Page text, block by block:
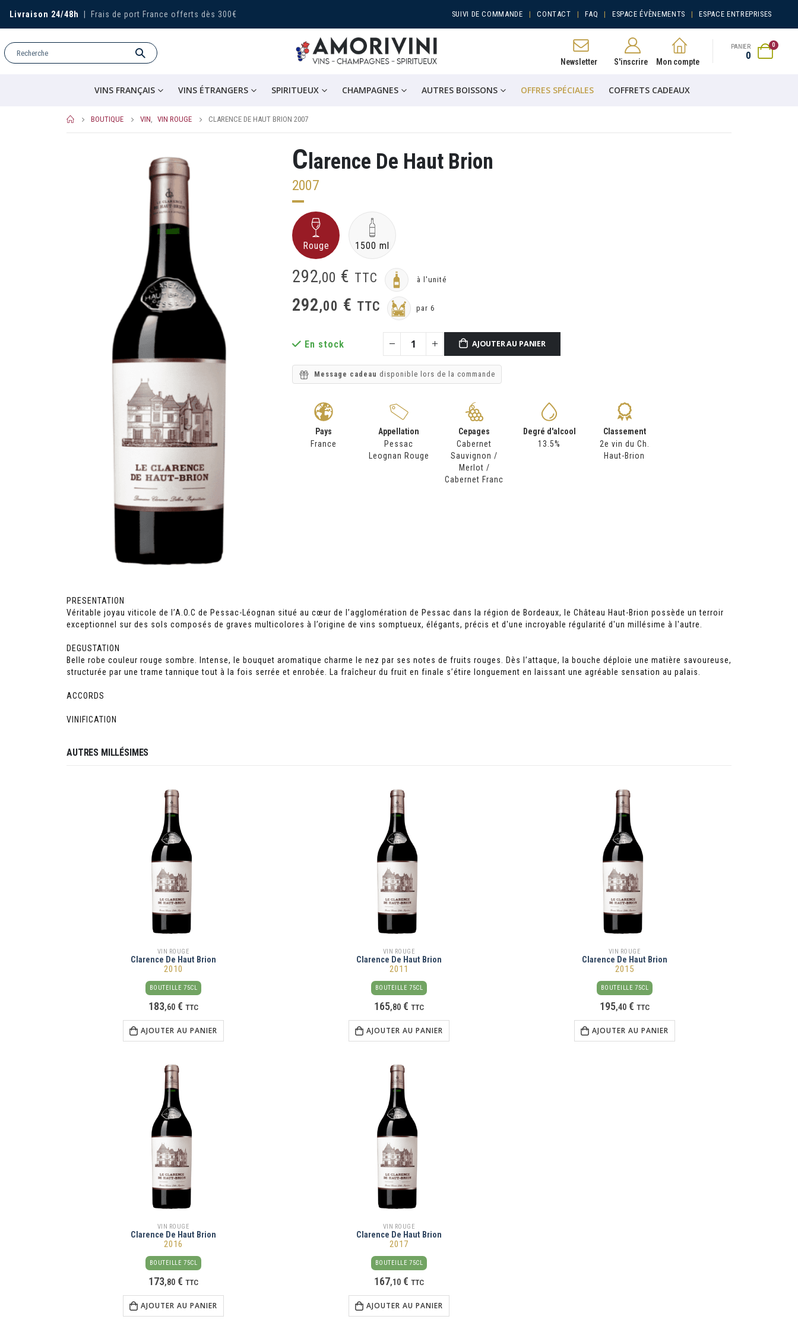
Livraison 24/48h Frais de port France offerts dès 300€ SUIVI DE COMMANDE CONTACT FAQ ESPACE ÉVÈNEMENTS ESPACE ENTREPRISES
Newsletter S'inscrire Mon compte
0
PANIER
0
VINS FRANÇAIS VINS ÉTRANGERS SPIRITUEUX CHAMPAGNES AUTRES BOISSONS OFFRES SPÉCIALES COFFRETS CADEAUX
BOUTIQUE VIN VIN ROUGE CLARENCE DE HAUT BRION 2007
C larence De Haut Brion
2007
Rouge 1500 ml
292,00 € TTC à l'unité
292,00 € TTC par 6
En stock AJOUTER AU PANIER
Message cadeau disponible lors de la commande
Pays
France
Appellation
Pessac
Leognan Rouge
Cepages
Cabernet
Sauvignon /
Merlot /
Cabernet Franc
Degré d'alcool
13.5%
Classement
2e vin du Ch.
Haut-Brion
PRESENTATION
Véritable joyau viticole de l’A.O.C de Pessac-Léognan situé au cœur de l’agglomération de Pessac dans la région de Bordeaux, le Château Haut-Brion possède un terroir
exceptionnel sur des sols composés de graves multicolores à l’origine de vins somptueux, élégants, précis et d'une incroyable régularité d'un millésime à l'autre.
DEGUSTATION
Belle robe couleur rouge sombre. Intense, le bouquet aromatique charme le nez par ses notes de fruits rouges. Dès l’attaque, la bouche déploie une matière savoureuse,
structurée par une trame tannique tout à la fois serrée et enrobée. La fraîcheur du fruit en finale s’étire longuement en laissant une agréable sensation au palais.
ACCORDS
VINIFICATION
AUTRES MILLÉSIMES
VIN ROUGE
Clarence De Haut Brion
2010
BOUTEILLE 75CL
183,60 € TTC
AJOUTER AU PANIER
VIN ROUGE
Clarence De Haut Brion
2011
BOUTEILLE 75CL
165,80 € TTC
AJOUTER AU PANIER
VIN ROUGE
Clarence De Haut Brion
2015
BOUTEILLE 75CL
195,40 € TTC
AJOUTER AU PANIER
VIN ROUGE
Clarence De Haut Brion
2016
BOUTEILLE 75CL
173,80 € TTC
AJOUTER AU PANIER
VIN ROUGE
Clarence De Haut Brion
2017
BOUTEILLE 75CL
167,10 € TTC
AJOUTER AU PANIER